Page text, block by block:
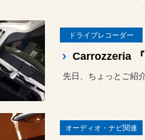
ドライブレコーダー
先日、ちょっとご紹
オーディオ・ナビ関連